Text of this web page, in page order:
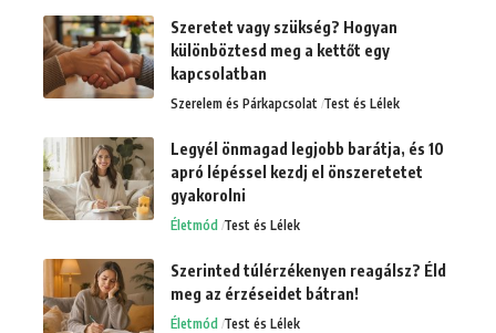
Szeretet vagy szükség? Hogyan
különböztesd meg a kettőt egy
kapcsolatban
Szerelem és Párkapcsolat Test és Lélek
Legyél önmagad legjobb barátja, és 10
apró lépéssel kezdj el önszeretetet
gyakorolni
Életmód Test és Lélek
Szerinted túlérzékenyen reagálsz? Éld
meg az érzéseidet bátran!
Életmód Test és Lélek